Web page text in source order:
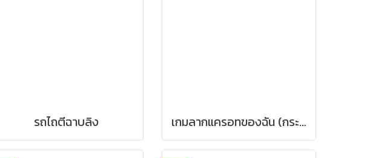
รถไถตีฉาบลิง เกมลากแครอทของฉัน (กระต่าย)